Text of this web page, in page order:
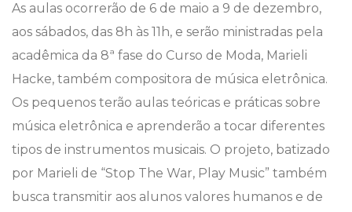
As aulas ocorrerão de 6 de maio a 9 de dezembro,
aos sábados, das 8h às 11h, e serão ministradas pela
acadêmica da 8ª fase do Curso de Moda, Marieli
Hacke, também compositora de música eletrônica.
Os pequenos terão aulas teóricas e práticas sobre
música eletrônica e aprenderão a tocar diferentes
tipos de instrumentos musicais. O projeto, batizado
por Marieli de “Stop The War, Play Music” também
busca transmitir aos alunos valores humanos e de